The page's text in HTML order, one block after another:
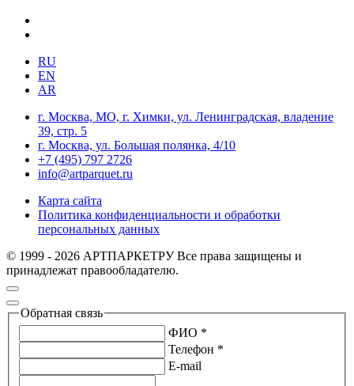
RU
EN
AR
г. Москва, МО, г. Химки, ул. Ленинградская, владение
39, стр. 5
г. Москва, ул. Большая полянка, 4/10
+7 (495) 797 2726
info@artparquet.ru
Карта сайта
Политика конфиденциальности и обработки
персональных данных
© 1999 - 2026 АРТПАРКЕТРУ Все права защищены и
принадлежат правообладателю.
Обратная связь
ФИО *
Телефон *
E-mail